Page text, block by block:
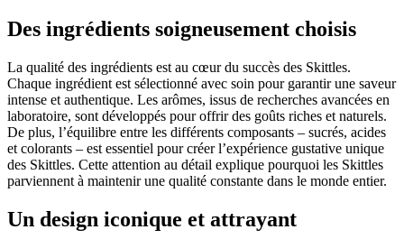
Des ingrédients soigneusement choisis
La qualité des ingrédients est au cœur du succès des Skittles.
Chaque ingrédient est sélectionné avec soin pour garantir une saveur
intense et authentique. Les arômes, issus de recherches avancées en
laboratoire, sont développés pour offrir des goûts riches et naturels.
De plus, l’équilibre entre les différents composants – sucrés, acides
et colorants – est essentiel pour créer l’expérience gustative unique
des Skittles. Cette attention au détail explique pourquoi les Skittles
parviennent à maintenir une qualité constante dans le monde entier.
Un design iconique et attrayant